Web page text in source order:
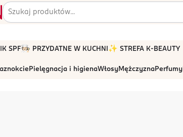
SPF🧑🏻‍🍳 PRZYDATNE W KUCHNI ✨ STREFA K-BEAUTY
Pielęgnacja i higienaWłosyMężczyznaPerfumy